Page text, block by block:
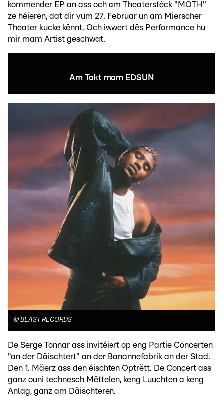
kommender EP an ass och am Theaterstéck "MOTH"
ze héieren, dat dir vum 27. Februar un am Mierscher
Theater kucke kënnt. Och iwwert dës Performance hu
mir mam Artist geschwat.
Am Takt mam EDSUN
© BEAST RECORDS
De Serge Tonnar ass invitéiert op eng Partie Concerten
"an der Däischtert" an der Banannefabrik an der Stad.
Den 1. Mäerz ass den éischten Optrëtt. De Concert ass
ganz ouni technesch Mëttelen, keng Luuchten a keng
Anlag, ganz am Däischteren.